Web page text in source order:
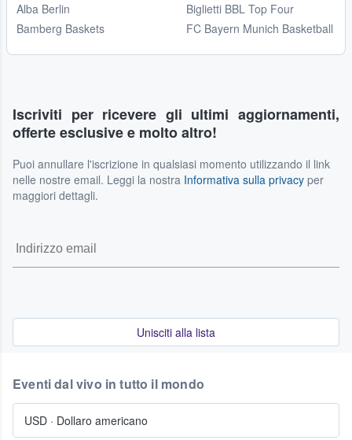
Alba Berlin
Bamberg Baskets
Biglietti BBL Top Four
FC Bayern Munich Basketball
Iscriviti per ricevere gli ultimi aggiornamenti,
offerte esclusive e molto altro!
Puoi annullare l'iscrizione in qualsiasi momento utilizzando il link
nelle nostre email. Leggi la nostra Informativa sulla privacy per
maggiori dettagli.
Unisciti alla lista
Eventi dal vivo in tutto il mondo
USD · Dollaro americano